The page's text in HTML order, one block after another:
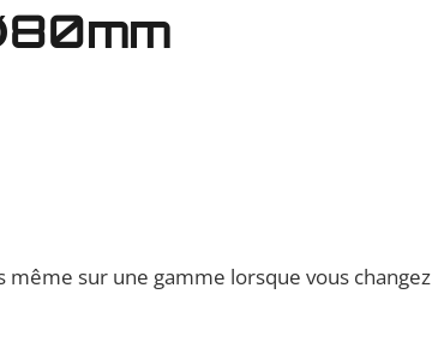
sur une gamme lorsque vous